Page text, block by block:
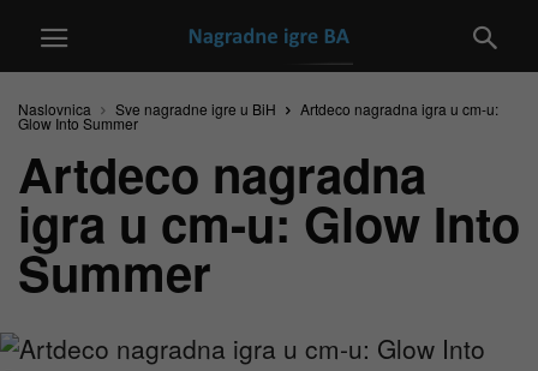
Naslovnica Sve nagradne igre u BiH Artdeco nagradna igra u cm-u:
Glow Into Summer
Artdeco nagradna
igra u cm-u: Glow Into
Summer